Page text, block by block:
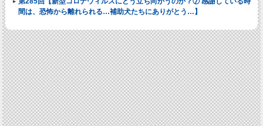
間は、恐怖から離れられる…補助犬たちにありがとう…】